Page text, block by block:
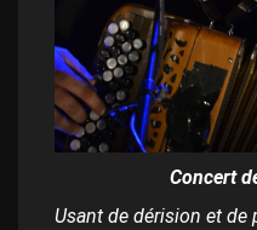
Concert
Usant de dérision et de